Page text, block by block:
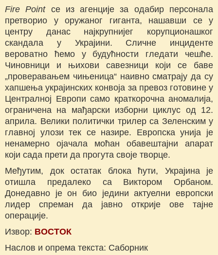
Fire Pointсе из агенције за одабир персонала
претворио у оружаног гиганта, нашавши се у
центру данас најкрупнијег корупционашког
скандала у Украјини. Сличне инциденте
вероватно ћемо у будућности гледати чешће.
Чиновници и њихови савезници који се баве
„проверавањем чињеница“ наивно сматрају да су
хапшења украјинских конвоја за превоз готовине у
Централној Европи само краткорочна аномалија,
ограничена на мађарски изборни циклус од 12.
априла. Велики политички трилер са Зеленским у
главној улози тек се назире. Европска унија је
ненамерно ојачала моћан обавештајни апарат
који сада прети да прогута своје творце.
Међутим, док остатак блока ћути, Украјина је
отишла предалеко са Виктором Орбаном.
Донедавно је он био једини актуелни европски
лидер спреман да јавно открије ове тајне
операције.
Извор: ВОСТОК
Наслов и опрема текста: Саборник